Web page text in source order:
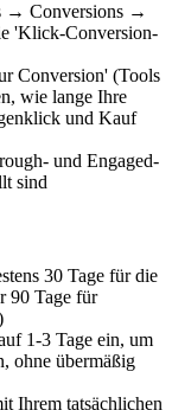
→ Conversions →
'Klick-Conversion-
Conversion' (Tools
wie lange Ihre
und Kauf
und Engaged-
sind
30 Tage für die
90 Tage für
1-3 Tage ein, um
ohne übermäßig
Ihrem tatsächlichen